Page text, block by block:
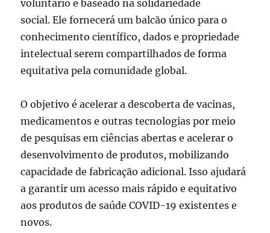
voluntário e baseado na solidariedade
social. Ele fornecerá um balcão único para o
conhecimento científico, dados e propriedade
intelectual serem compartilhados de forma
equitativa pela comunidade global.
O objetivo é acelerar a descoberta de vacinas,
medicamentos e outras tecnologias por meio
de pesquisas em ciências abertas e acelerar o
desenvolvimento de produtos, mobilizando
capacidade de fabricação adicional. Isso ajudará
a garantir um acesso mais rápido e equitativo
aos produtos de saúde COVID-19 existentes e
novos.